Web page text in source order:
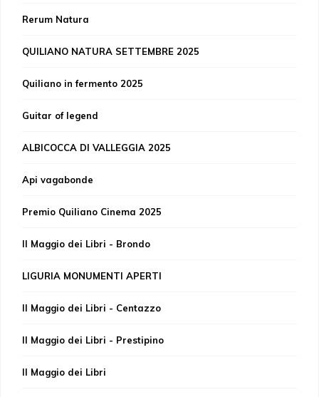
Rerum Natura
QUILIANO NATURA SETTEMBRE 2025
Quiliano in fermento 2025
Guitar of legend
ALBICOCCA DI VALLEGGIA 2025
Api vagabonde
Premio Quiliano Cinema 2025
Il Maggio dei Libri - Brondo
LIGURIA MONUMENTI APERTI
Il Maggio dei Libri - Centazzo
Il Maggio dei Libri - Prestipino
Il Maggio dei Libri